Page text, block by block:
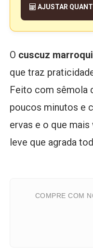
AJUSTAR
O cuscuz
que traz
Feito com sêmola
poucos minutos e
ervas e o que
leve que agrada
COMPRE COM